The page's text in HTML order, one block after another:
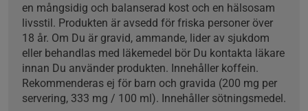
en mångsidig och balanserad kost och en hälsosam
livsstil. Produkten är avsedd för friska personer över
18 år. Om Du är gravid, ammande, lider av sjukdom
eller behandlas med läkemedel bör Du kontakta läkare
innan Du använder produkten. Innehåller koffein.
Rekommenderas ej för barn och gravida (200 mg per
servering, 333 mg / 100 ml). Innehåller sötningsmedel.